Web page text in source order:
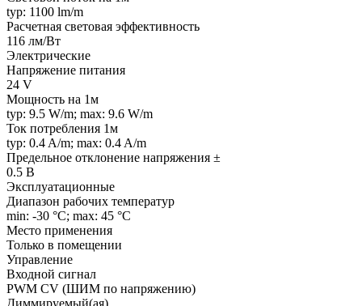
typ: 1100 lm/m
Расчетная световая эффективность
116 лм/Вт
Электрические
Напряжение питания
24 V
Мощность на 1м
typ: 9.5 W/m; max: 9.6 W/m
Ток потребления 1м
typ: 0.4 A/m; max: 0.4 A/m
Предельное отклонение напряжения ±
0.5 В
Эксплуатационные
Диапазон рабочих температур
min: -30 °C; max: 45 °C
Место применения
Только в помещении
Управление
Входной сигнал
PWM СV (ШИМ по напряжению)
Диммируемый(ая)